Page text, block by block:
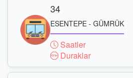
34
ESENTEPE - GÜMRÜK
Saatler
Duraklar